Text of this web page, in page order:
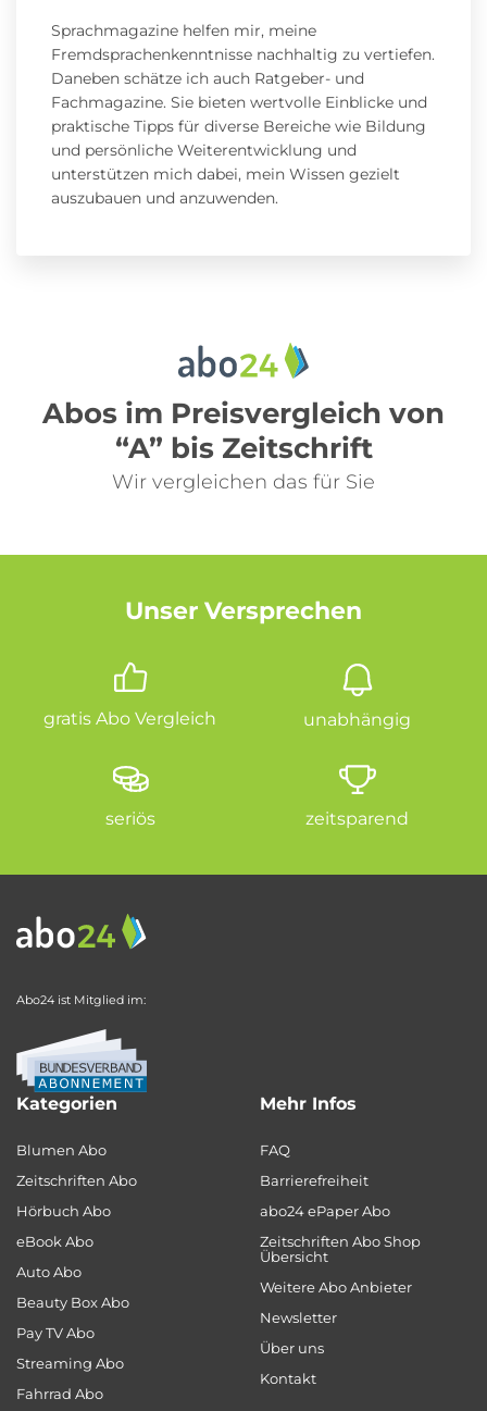
Sprachmagazine helfen mir, meine
Fremdsprachenkenntnisse nachhaltig zu vertiefen.
Daneben schätze ich auch Ratgeber- und
Fachmagazine. Sie bieten wertvolle Einblicke und
praktische Tipps für diverse Bereiche wie Bildung
und persönliche Weiterentwicklung und
unterstützen mich dabei, mein Wissen gezielt
auszubauen und anzuwenden.
Abos im Preisvergleich von
“A” bis Zeitschrift
Wir vergleichen das für Sie
Unser Versprechen
gratis Abo Vergleich unabhängig
seriös zeitsparend
Abo24 ist Mitglied im:
Kategorien
Blumen Abo
Zeitschriften Abo
Hörbuch Abo
eBook Abo
Auto Abo
Beauty Box Abo
Pay TV Abo
Streaming Abo
Fahrrad Abo
Mehr Infos
FAQ
Barrierefreiheit
abo24 ePaper Abo
Zeitschriften Abo Shop
Übersicht
Weitere Abo Anbieter
Newsletter
Über uns
Kontakt